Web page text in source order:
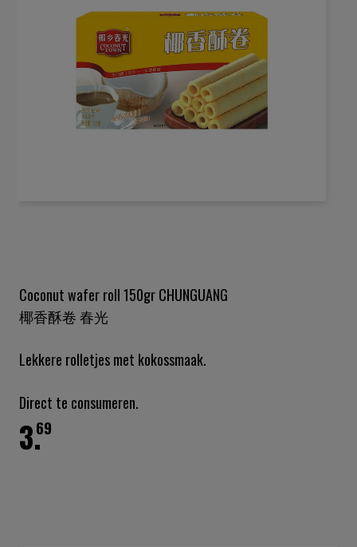
de
afbeeldingen-
gallerij
Coconut wafer roll 150gr CHUNGUANG
椰香酥卷 春光
Lekkere rolletjes met kokossmaak.
Direct te consumeren.
69
3.